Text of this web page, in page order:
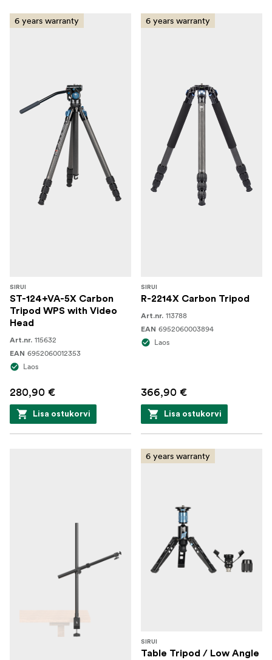
6 years warranty
SIRUI
ST-124+VA-5X Carbon
Tripod WPS with Video
Head
Art.nr. 115632
EAN 6952060012353
Laos
280,90 €
Lisa ostukorvi
6 years warranty
SIRUI
R-2214X Carbon Tripod
Art.nr. 113788
EAN 6952060003894
Laos
366,90 €
Lisa ostukorvi
6 years warranty
SIRUI
Table Tripod / Low Angle